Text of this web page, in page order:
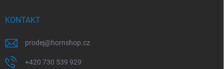
KONTAKT
prodej@hornshop.cz
+420 730 539 929